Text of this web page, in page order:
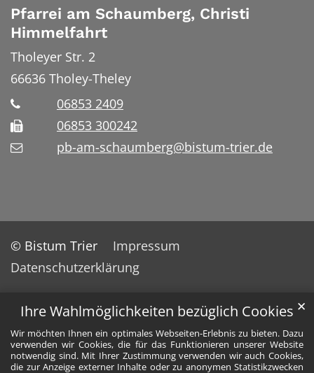
Ihre Wahlmöglichkeiten bezüglich Cookies
Wir möchten Ihnen ein optimales Webseiten-Erlebnis zu bieten. Dazu
verwenden wir Cookies, die für das Funktionieren unserer Website
notwendig sind. Mit Ihrer Zustimmung verwenden wir auch Cookies,
die zur Anzeige externer Inhalte oder zu anonymen Statistikzwecken
✕
Pfarrei am Schaumberg, Christi
Himmelfahrt
Tholeyer Str. 2
66636 Tholey-Theley
06853 2409
06853 300242
pb-am-schaumberg@bistum-trier.de
© Bistum Trier
Impressum
Datenschutzerklärung